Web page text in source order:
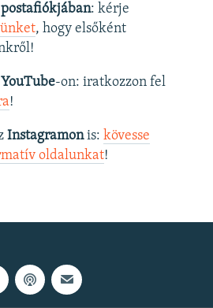
postafiókjában: kérje
, hogy elsőként
YouTube-on: iratkozzon fel
!
Instagramonis: kövesse
oldalunkat! ​